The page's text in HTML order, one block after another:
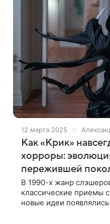
12 марта 2025
Как «Крик»
хорроры:
пережившей
В 1990-х жанр
классические приемы
новые идеи